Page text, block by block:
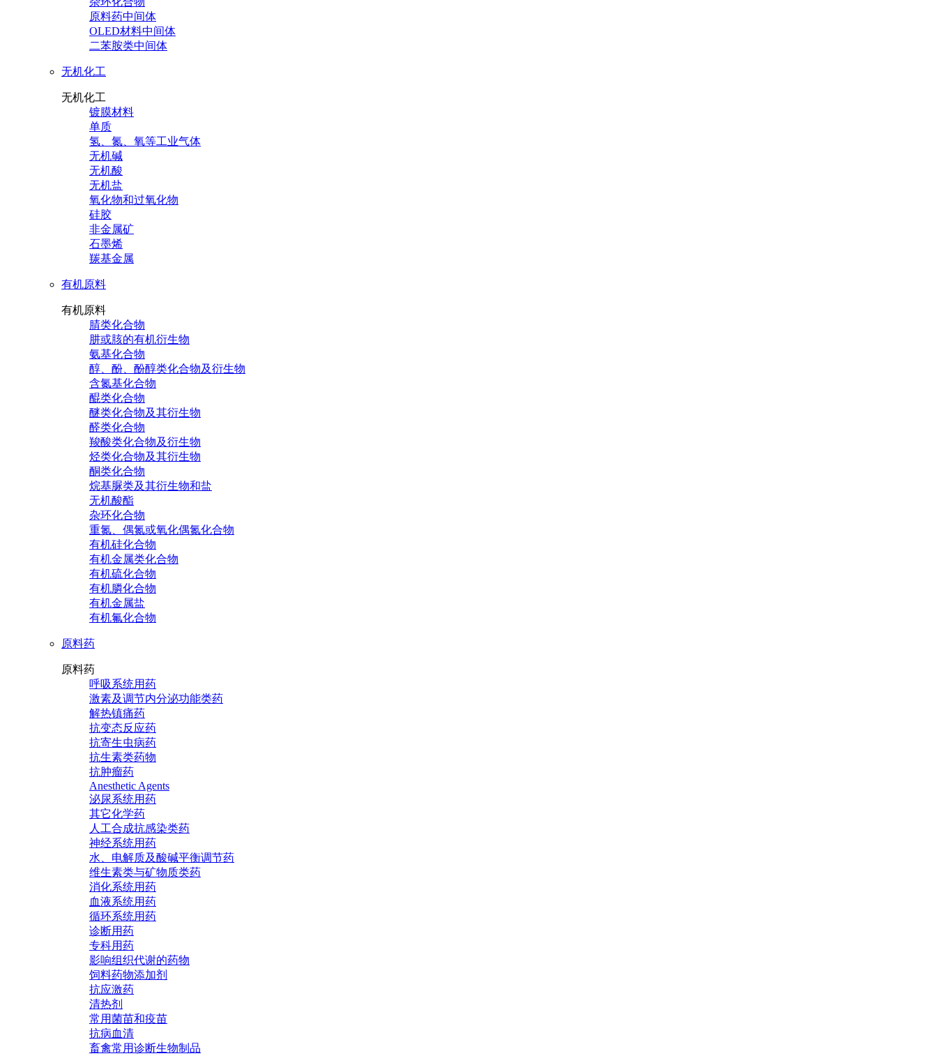
原料药中间体
OLED材料中间体
二苯胺类中间体
无机化工
无机化工
镀膜材料
单质
氢、氮、氧等工业气体
无机碱
无机酸
无机盐
氧化物和过氧化物
硅胶
非金属矿
石墨烯
羰基金属
有机原料
有机原料
腈类化合物
肼或胲的有机衍生物
氨基化合物
醇、酚、酚醇类化合物及衍生物
含氮基化合物
醌类化合物
醚类化合物及其衍生物
醛类化合物
羧酸类化合物及衍生物
烃类化合物及其衍生物
酮类化合物
烷基脲类及其衍生物和盐
无机酸酯
杂环化合物
重氮、偶氮或氧化偶氮化合物
有机硅化合物
有机金属类化合物
有机硫化合物
有机膦化合物
有机金属盐
有机氟化合物
原料药
原料药
呼吸系统用药
激素及调节内分泌功能类药
解热镇痛药
抗变态反应药
抗寄生虫病药
抗生素类药物
抗肿瘤药
Anesthetic Agents
泌尿系统用药
其它化学药
人工合成抗感染类药
神经系统用药
水、电解质及酸碱平衡调节药
维生素类与矿物质类药
消化系统用药
血液系统用药
循环系统用药
诊断用药
专科用药
影响组织代谢的药物
饲料药物添加剂
抗应激药
清热剂
常用菌苗和疫苗
抗病血清
畜禽常用诊断生物制品